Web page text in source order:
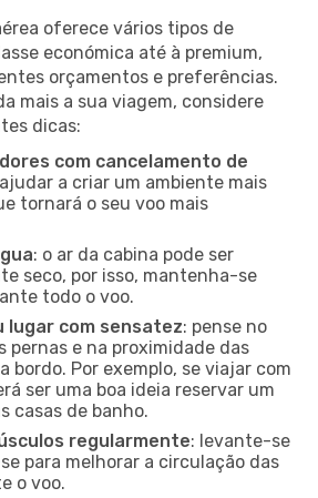
oferece vários tipos de
económica até à premium,
orçamentos e preferências.
mais a sua viagem, considere
dicas:
com cancelamento de
a criar um ambiente mais
tornará o seu voo mais
: o ar da cabina pode ser
seco, por isso, mantenha-se
todo o voo.
lugar com sensatez: pense no
pernas e na proximidade das
bordo. Por exemplo, se viajar com
ser uma boa ideia reservar um
casas de banho.
regularmente: levante-se
para melhorar a circulação das
o voo.